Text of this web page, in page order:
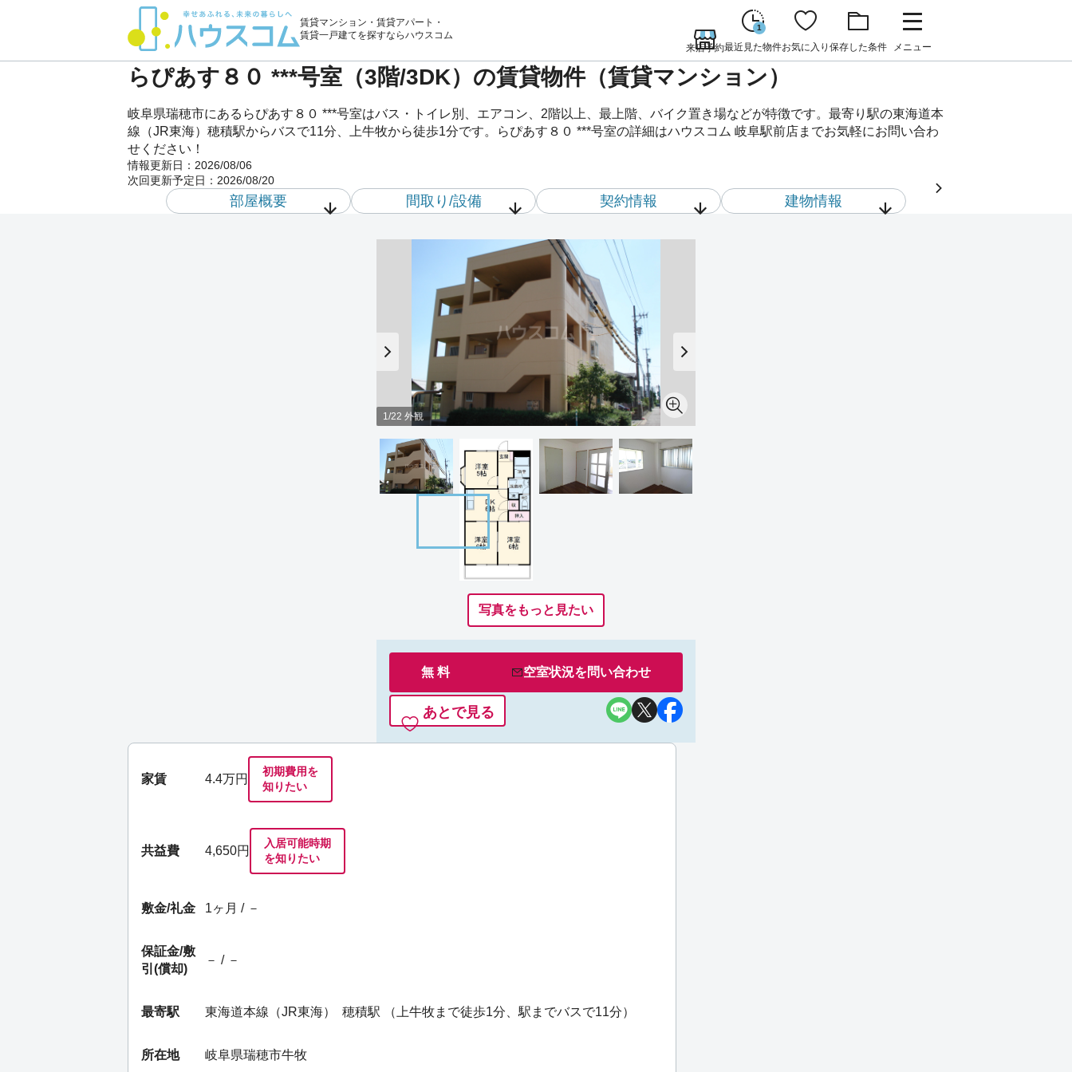
賃貸マンション・賃貸アパート・
賃貸一戸建てを探すならハウスコム
来店予約
1
最近見た物件お気に入り 保存した条件 メニュー
らぴあす８０ ***号室（3階/3DK）の賃貸物件（賃貸マンション）
岐阜県瑞穂市にあるらぴあす８０ ***号室はバス・トイレ別、エアコン、2階以上、最上階、バイク置き場などが特徴です。最寄り駅の東海道本
線（JR東海）穂積駅からバスで11分、上牛牧から徒歩1分です。らぴあす８０ ***号室の詳細はハウスコム 岐阜駅前店までお気軽にお問い合わ
せください！
情報更新日： 2026/08/06
次回更新予定日： 2026/08/20
部屋概要 間取り/設備 契約情報 建物情報
1/22 外観
写真をもっと見たい
無 料 空室状況を問い合わせ
あとで見る
家賃 4.4万円
初期費用を
知りたい
共益費 4,650円
入居可能時期
を知りたい
敷金/礼金 1ヶ月 / －
保証金/敷
引(償却)
－ / －
最寄駅 東海道本線（JR東海） 穂積駅 （上牛牧まで徒歩1分、駅までバスで11分）
所在地 岐阜県瑞穂市牛牧